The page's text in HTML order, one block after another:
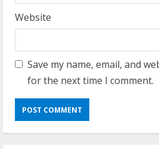
Website
Save my name, email, and
for the next time I comment.